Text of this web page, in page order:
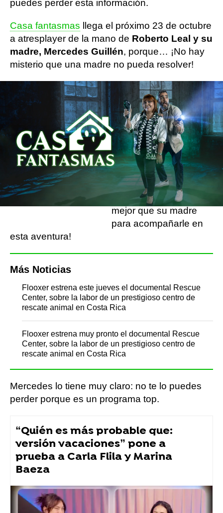
puedes perder esta información.
Casa fantasmas llega el próximo 23 de octubre
a atresplayer de la mano de Roberto Leal y su
madre, Mercedes Guillén, porque… ¡No hay
misterio que una madre no pueda resolver!
Ambos recorrerán España en busca de
historias y leyendas paranormales que te
quitarán el sueño, pero también morirás de
risa.
“Descubriremos
una España
misteriosa”
Desde pequeño ya le
gustaban este tipo de
historias, cuenta el
presentador. ¡Y qué
mejor que su madre
para acompañarle en
esta aventura!
Más Noticias
Flooxer estrena este jueves el documental Rescue
Center, sobre la labor de un prestigioso centro de
rescate animal en Costa Rica
Flooxer estrena muy pronto el documental Rescue
Center, sobre la labor de un prestigioso centro de
rescate animal en Costa Rica
Mercedes lo tiene muy claro: no te lo puedes
perder porque es un programa top.
“Quién es más probable que:
versión vacaciones” pone a
prueba a Carla Flila y Marina
Baeza
Flooxer Now » Formatos